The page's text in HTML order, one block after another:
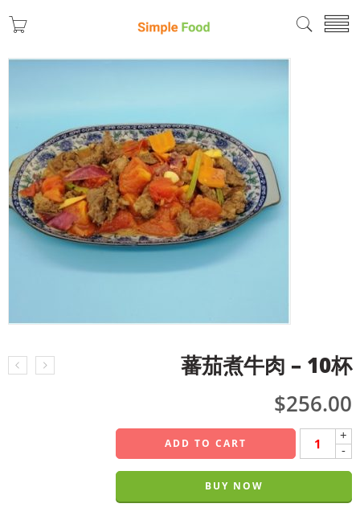
蕃茄煮牛肉 – 10杯
$256.00
+
-
ADD TO CART
BUY NOW